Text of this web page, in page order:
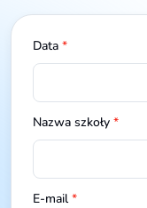
Data *
Nazwa szkoły *
E-mail*